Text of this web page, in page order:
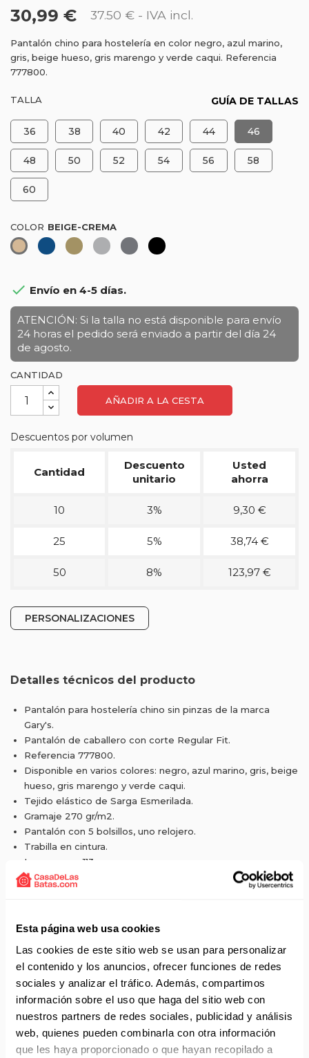
Esta página web usa cookies
Las cookies de este sitio web se usan para personalizar
el contenido y los anuncios, ofrecer funciones de redes
sociales y analizar el tráfico. Además, compartimos
información sobre el uso que haga del sitio web con
nuestros partners de redes sociales, publicidad y análisis
web, quienes pueden combinarla con otra información
que les haya proporcionado o que hayan recopilado a
30,99 € 37.50 € - IVA incl.
Pantalón chino para hostelería en color negro, azul marino,
gris, beige hueso, gris marengo y verde caqui. Referencia
777800.
TALLA GUÍA DE TALLAS
36 38 40 42 44 46
48 50 52 54 56 58
60
COLOR
Beige-Azul
Caqui-Gris
Gris
Negro
 Envío en 4-5 días.
ATENCIÓN: Si la talla no está disponible para envío
24 horas el pedido será enviado a partir del día 24
de agosto.
CANTIDAD
AÑADIR A LA CESTA
Descuentos por volumen
Cantidad
Descuento
unitario
Usted
ahorra
10 3% 9,30 €
25 5% 38,74 €
50 8% 123,97 €
PERSONALIZACIONES
Detalles técnicos del producto
Pantalón para hostelería chino sin pinzas de la marca
Gary's.
Pantalón de caballero con corte Regular Fit.
Referencia 777800.
Disponible en varios colores: negro, azul marino, gris, beige
hueso, gris marengo y verde caqui.
Tejido elástico de Sarga Esmerilada.
Gramaje 270 gr/m2.
Pantalón con 5 bolsillos, uno relojero.
Trabilla en cintura.
Largo aprox 113 cms.
Composición 97% algodón y 3% elastómero.
Solicita presupuesto: EMAIL
Envío gratis a partir de 75 €+IVA (90 € IVA incl.)
Aprovecha el envío gratuito en toda España excepto
Canarias, Baleares, Ceuta y Melilla.